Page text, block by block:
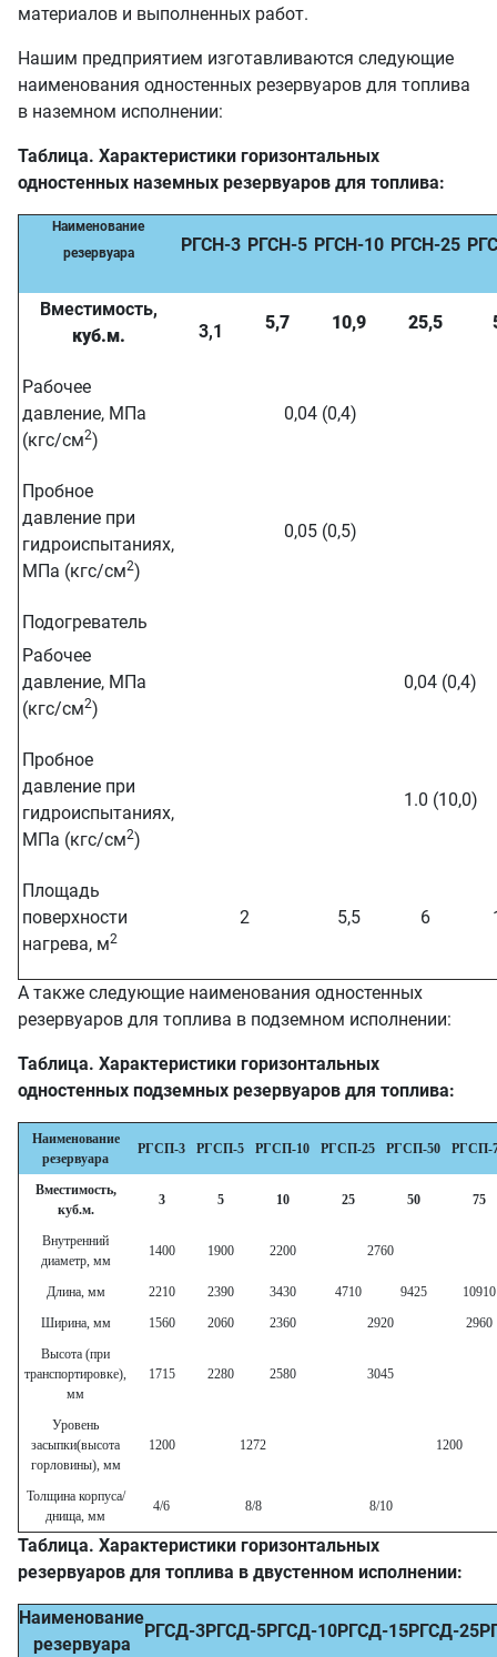
материалов и выполненных работ.
Нашим предприятием изготавливаются следующие
наименования одностенных резервуаров для топлива
в наземном исполнении:
Таблица. Характеристики горизонтальных
одностенных наземных резервуаров для топлива:
Наименование
резервуара
РГСН-3 РГСН-5 РГСН-10 РГСН-25
Вместимость,
куб.м.
3,1 5,7 10,9 25,5
Рабочее
давление, МПа
(кгс/см2)
0,04 (0,4)
Пробное
давление при
гидроиспытаниях,
МПа (кгс/см2)
0,05 (0,5)
Подогреватель
Рабочее
давление, МПа
(кгс/см2)
0,04 (0,4)
Пробное
давление при
гидроиспытаниях,
МПа (кгс/см2)
1.0 (10,0)
Площадь
поверхности
нагрева, м2
2 5,5 6
А также следующие наименования одностенных
резервуаров для топлива в подземном исполнении:
Таблица. Характеристики горизонтальных
одностенных подземных резервуаров для топлива:
Наименование
резервуара
РГСП-3 РГСП-5 РГСП-10 РГСП-25 РГСП-50 РГСП-
Вместимость,
куб.м.
3 5 10 25 50 75
Внутренний
диаметр, мм
1400 1900 2200 2760
Длина, мм 2210 2390 3430 4710 9425
10910
Ширина, мм
1560 2060 2360 2920
2960
Высота (при
транспортировке),
мм
1715 2280 2580 3045
Уровень
засыпки(высота
горловины), мм
1200 1272 1200
Толщина корпуса/
днища, мм
4/6 8/8 8/10
Таблица. Характеристики горизонтальных
резервуаров для топлива в двустенном исполнении:
Наименование
резервуара
РГСД-3РГСД-5РГСД-10РГСД-15РГСД-25